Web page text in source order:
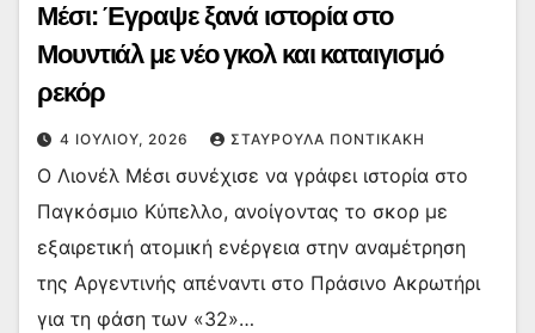
Μέσι: Έγραψε ξανά ιστορία στο
Μουντιάλ με νέο γκολ και καταιγισμό
ρεκόρ
4 ΙΟΥΛΊΟΥ, 2026 ΣΤΑΥΡΟΎΛΑ ΠΟΝΤΙΚΆΚΗ
Ο Λιονέλ Μέσι συνέχισε να γράφει ιστορία στο
Παγκόσμιο Κύπελλο, ανοίγοντας το σκορ με
εξαιρετική ατομική ενέργεια στην αναμέτρηση
της Αργεντινής απέναντι στο Πράσινο Ακρωτήρι
για τη φάση των «32»…